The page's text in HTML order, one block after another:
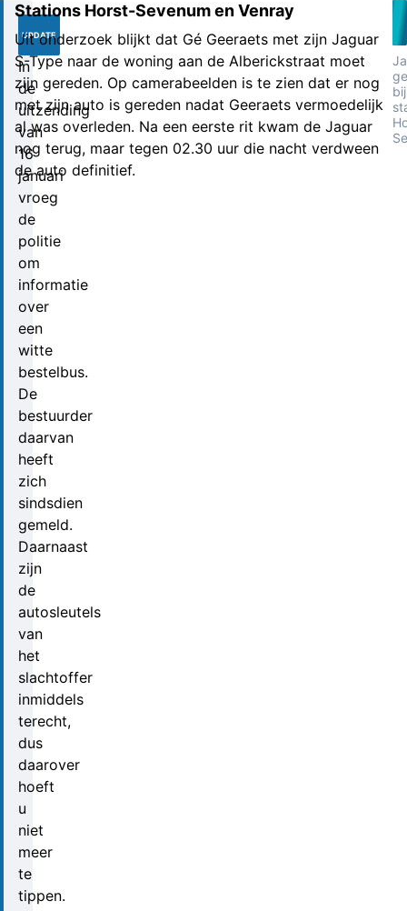
UPDATE
23-
01-
2024
In
de
uitzending
van
16
januari
vroeg
de
politie
om
informatie
over
een
witte
bestelbus.
De
bestuurder
daarvan
heeft
zich
sindsdien
gemeld.
Daarnaast
zijn
de
autosleutels
van
het
slachtoffer
inmiddels
terecht,
dus
daarover
hoeft
u
niet
meer
te
tippen.
Stations Horst-Sevenum en Venray
Uit onderzoek blijkt dat Gé Geeraets met zijn Jaguar
S-Type naar de woning aan de Alberickstraat moet
zijn gereden. Op camerabeelden is te zien dat er nog
met zijn auto is gereden nadat Geeraets vermoedelijk
al was overleden. Na een eerste rit kwam de Jaguar
nog terug, maar tegen 02.30 uur die nacht verdween
de auto definitief.
bij